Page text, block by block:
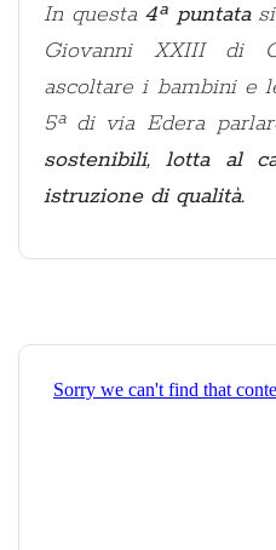
In questa 4ª puntata
Giovanni XXIII di
ascoltare i bambini e
5ª di via Edera
sostenibili, lotta al
istruzione di qualità.